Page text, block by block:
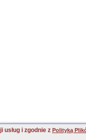
i zgodnie z Polityką